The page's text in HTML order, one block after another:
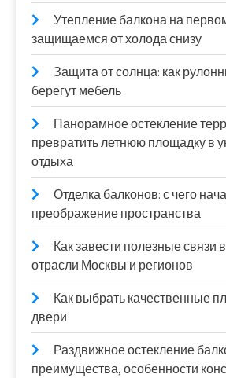
Утепление балкона на
защищаемся от холода снизу
Защита от солнца: как
берегут мебель
Панорамное остекление
превратить летнюю площадку в
отдыха
Отделка балконов: с чего
преображение пространства
Как завести полезные связи
отрасли Москвы и регионов
Как выбрать качественные
двери
Раздвижное остекление
преимущества, особенности